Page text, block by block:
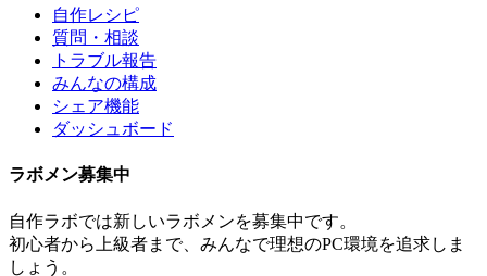
自作レシピ
質問・相談
トラブル報告
みんなの構成
シェア機能
ダッシュボード
ラボメン募集中
自作ラボでは新しいラボメンを募集中です。
初心者から上級者まで、みんなで理想のPC環境を追求しま
しょう。